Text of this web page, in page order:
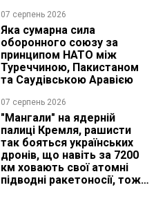
07 серпень 2026
Яка сумарна сила
оборонного союзу за
принципом НАТО між
Туреччиною, Пакистаном
та Саудівською Аравією
07 серпень 2026
"Мангали" на ядерній
палиці Кремля, рашисти
так бояться українських
дронів, що навіть за 7200
км ховають свої атомні
підводні ракетоносії, тож